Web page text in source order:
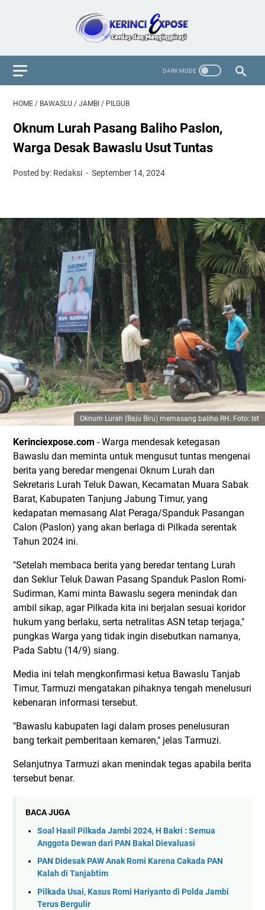
HOME / BAWASLU / JAMBI / PILGUB
Oknum Lurah Pasang Baliho Paslon,
Warga Desak Bawaslu Usut Tuntas
Posted by: Redaksi September 14, 2024
Oknum Lurah (Baju Biru) memasang baliho RH. Foto: Ist
Kerinciexpose.com - Warga mendesak ketegasan
Bawaslu dan meminta untuk mengusut tuntas mengenai
berita yang beredar mengenai Oknum Lurah dan
Sekretaris Lurah Teluk Dawan, Kecamatan Muara Sabak
Barat, Kabupaten Tanjung Jabung Timur, yang
kedapatan memasang Alat Peraga/Spanduk Pasangan
Calon (Paslon) yang akan berlaga di Pilkada serentak
Tahun 2024 ini.
"Setelah membaca berita yang beredar tentang Lurah
dan Seklur Teluk Dawan Pasang Spanduk Paslon Romi-
Sudirman, Kami minta Bawaslu segera menindak dan
ambil sikap, agar Pilkada kita ini berjalan sesuai koridor
hukum yang berlaku, serta netralitas ASN tetap terjaga,"
pungkas Warga yang tidak ingin disebutkan namanya,
Pada Sabtu (14/9) siang.
Media ini telah mengkonfirmasi ketua Bawaslu Tanjab
Timur, Tarmuzi mengatakan pihaknya tengah menelusuri
kebenaran informasi tersebut.
"Bawaslu kabupaten lagi dalam proses penelusuran
bang terkait pemberitaan kemaren," jelas Tarmuzi.
Selanjutnya Tarmuzi akan menindak tegas apabila berita
tersebut benar.
BACA JUGA
Soal Hasil Pilkada Jambi 2024, H Bakri : Semua
Anggota Dewan dari PAN Bakal Dievaluasi
PAN Didesak PAW Anak Romi Karena Cakada PAN
Kalah di Tanjabtim
Pilkada Usai, Kasus Romi Hariyanto di Polda Jambi
Terus Bergulir